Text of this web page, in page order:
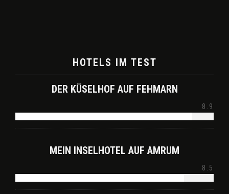
HOTELS IM TEST
DER KÜSELHOF AUF FEHMARN
8.9
MEIN INSELHOTEL AUF AMRUM
8.5